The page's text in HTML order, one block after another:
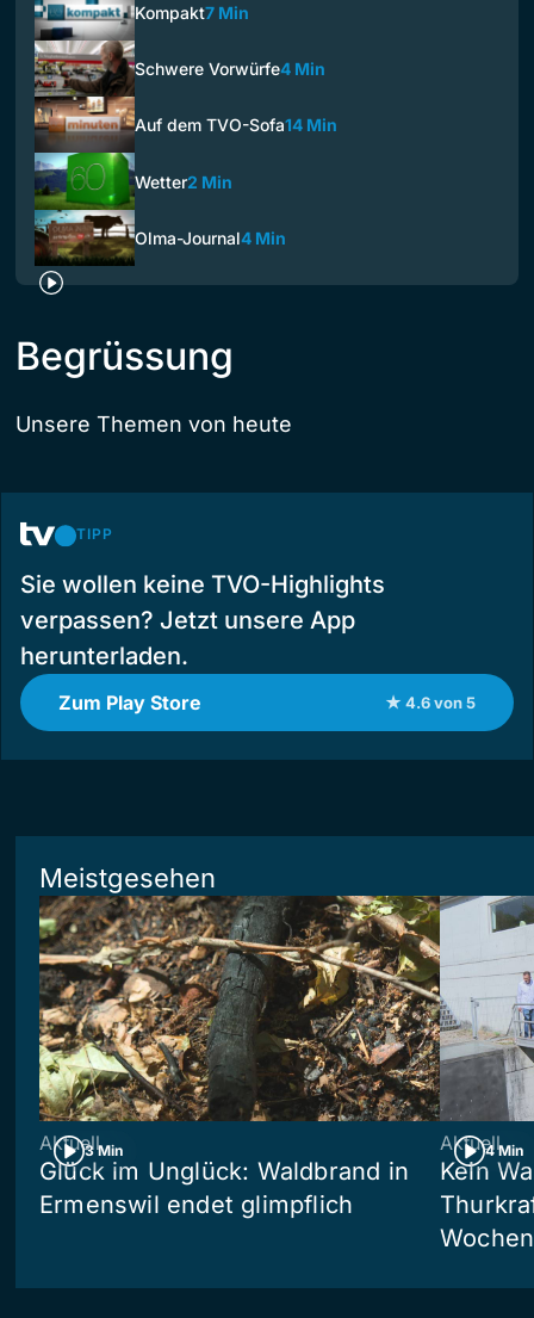
Kompakt7 Min
Schwere Vorwürfe4 Min
Auf dem TVO-Sofa14 Min
Wetter2 Min
Olma-Journal4 Min
Begrüssung
Unsere Themen von heute
TIPP
Sie wollen keine TVO-Highlights
verpassen? Jetzt unsere App
herunterladen.
Zum Play Store ★ 4.6 von 5
Meistgesehen
3 Min
Aktuell
Glück im Unglück: Waldbrand in
Ermenswil endet glimpflich
4 Min
Aktuell
Kein